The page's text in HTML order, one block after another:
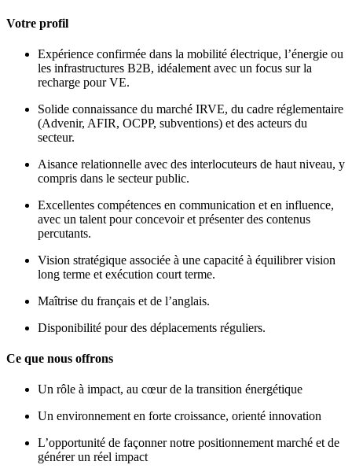
Votre profil
Expérience confirmée dans la mobilité électrique, l’énergie ou
les infrastructures B2B, idéalement avec un focus sur la
recharge pour VE.
Solide connaissance du marché IRVE, du cadre réglementaire
(Advenir, AFIR, OCPP, subventions) et des acteurs du
secteur.
Aisance relationnelle avec des interlocuteurs de haut niveau, y
compris dans le secteur public.
Excellentes compétences en communication et en influence,
avec un talent pour concevoir et présenter des contenus
percutants.
Vision stratégique associée à une capacité à équilibrer vision
long terme et exécution court terme.
Maîtrise du français et de l’anglais.
Disponibilité pour des déplacements réguliers.
Ce que nous offrons
Un rôle à impact, au cœur de la transition énergétique
Un environnement en forte croissance, orienté innovation
L’opportunité de façonner notre positionnement marché et de
générer un réel impact